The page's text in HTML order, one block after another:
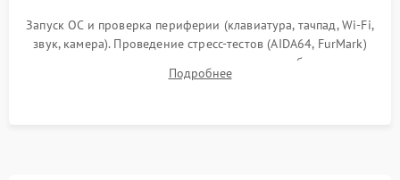
Запуск ОС и проверка периферии (клавиатура, тачпад, Wi-Fi,
звук, камера). Проведение стресс-тестов (AIDA64, FurMark)
для контроля температурного режима и стабильности
системы под пиковой нагрузкой.
Подробнее